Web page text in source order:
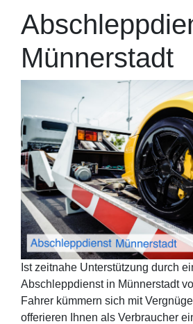
Münnerstadt
Ist zeitnahe Unterstützung durch
Abschleppdienst in Münnerstadt
Fahrer kümmern sich mit
offerieren Ihnen als Verbraucher